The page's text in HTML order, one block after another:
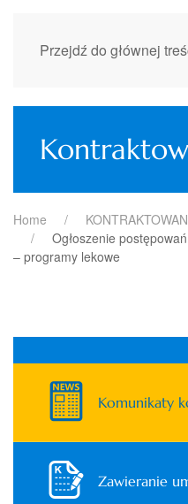
Przejdź do głównej
Home
Ogłoszenie
– programy lekowe
Komunikaty
Zawieranie